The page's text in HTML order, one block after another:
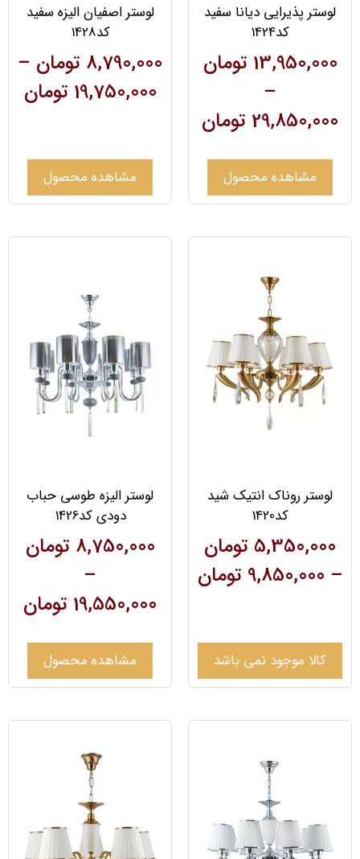
لوستر پذیرایی دیانا سفید
کد1424
13,950,000 تومان
–
29,850,000 تومان
مشاهده محصول
لوستر اصفیان الیزه سفید
کد1428
8,790,000 تومان –
19,750,000 تومان
مشاهده محصول
لوستر روناک انتیک شید
کد1420
5,350,000 تومان
–
9,850,000 تومان
کالا موجود نمی باشد
لوستر الیزه طوسی حباب
دودی کد1426
8,750,000 تومان
–
19,550,000 تومان
مشاهده محصول